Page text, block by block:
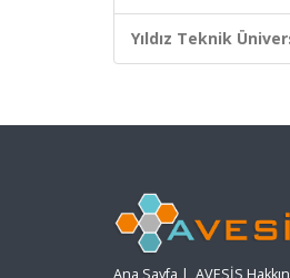
Yıldız Teknik
Ana Sayfa | AVESİS